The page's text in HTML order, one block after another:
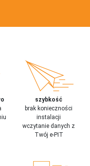
szybkość
brak konieczności
instalacji
wczytanie danych z
Twój e-PIT